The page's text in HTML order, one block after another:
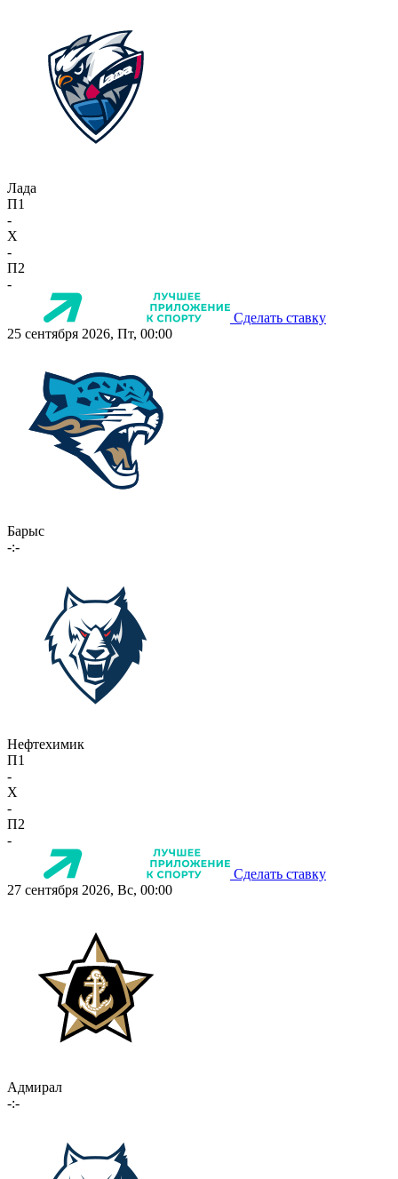
Лада
П1
-
X
-
П2
-
Сделать ставку
25 сентября 2026, Пт, 00:00
Барыс
-:-
Нефтехимик
П1
-
X
-
П2
-
Сделать ставку
27 сентября 2026, Вс, 00:00
Адмирал
-:-